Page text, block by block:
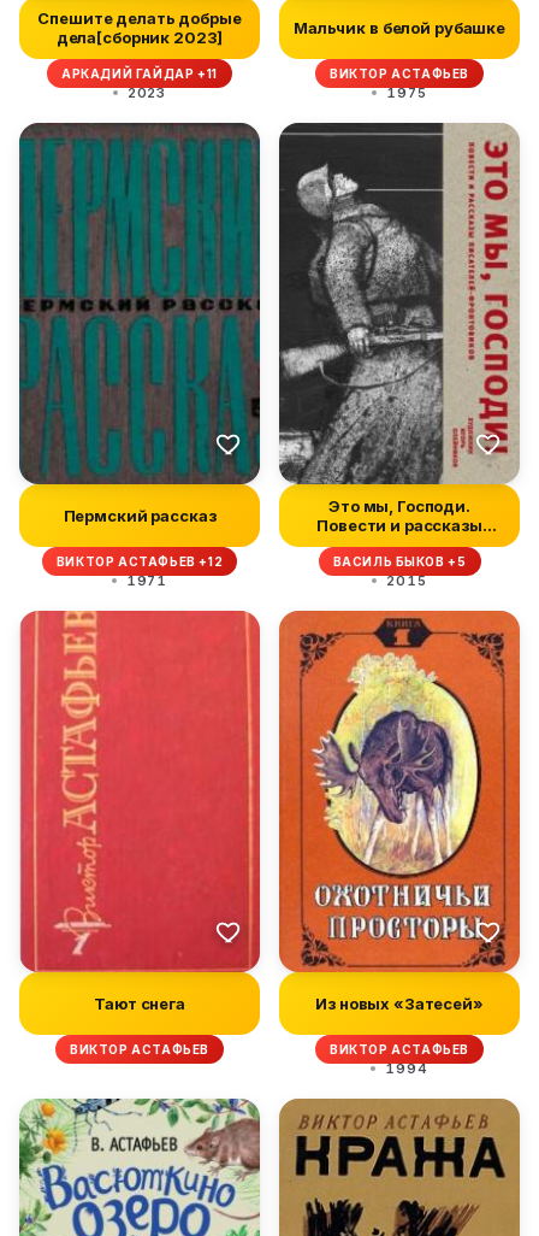
Спешите делать добрые
дела[сборник 2023]
АРКАДИЙ ГАЙДАР +11
2023
Мальчик в белой рубашке
ВИКТОР АСТАФЬЕВ
1975
Пермский рассказ
ВИКТОР АСТАФЬЕВ +12
1971
Это мы, Господи.
Повести и рассказы
писателей-фрон...
ВАСИЛЬ БЫКОВ +5
2015
Тают снега
ВИКТОР АСТАФЬЕВ
Из новых «Затесей»
ВИКТОР АСТАФЬЕВ
1994